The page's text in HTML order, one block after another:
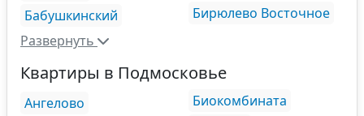
Бабушкинский
Бирюлево Восточное
Развернуть
Квартиры в Подмосковье
Ангелово
Биокомбината